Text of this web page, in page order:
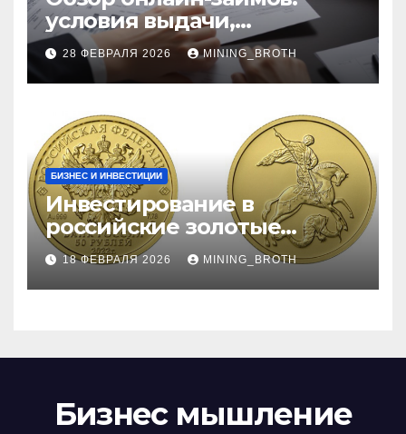
условия выдачи,
процентные ставки и
требования к заемщикам
28 ФЕВРАЛЯ 2026 MINING_BROTH
БИЗНЕС И ИНВЕСТИЦИИ
Инвестирование в
российские золотые
монеты: подробное
руководство
18 ФЕВРАЛЯ 2026 MINING_BROTH
Бизнес мышление